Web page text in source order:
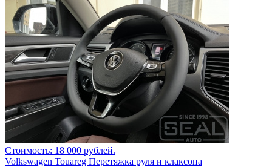
Стоимость: 18 000 рублей.
Volkswagen Touareg Перетяжка руля и клаксона